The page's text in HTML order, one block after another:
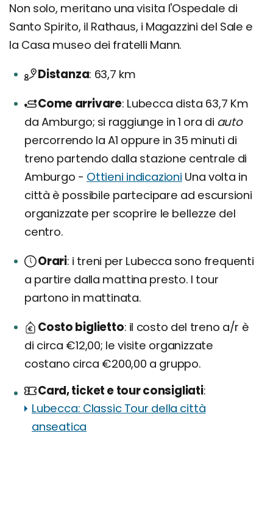
Non solo, meritano una visita l'Ospedale di
Santo Spirito, il Rathaus, i Magazzini del Sale e
la Casa museo dei fratelli Mann.
Distanza 63,7 km
Come arrivare Lubecca dista 63,7 Km
da Amburgo; si raggiunge in 1 ora di auto
percorrendo la A1 oppure in 35 minuti di
treno partendo dalla stazione centrale di
Amburgo - Ottieni indicazioni Una volta in
città è possibile partecipare ad escursioni
organizzate per scoprire le bellezze del
centro.
Orari i treni per Lubecca sono frequenti
a partire dalla mattina presto. I tour
partono in mattinata.
Costo biglietto il costo del treno a/r è
di circa €12,00; le visite organizzate
costano circa €200,00 a gruppo.
Card, ticket e tour consigliati
Lubecca: Classic Tour della città
anseatica